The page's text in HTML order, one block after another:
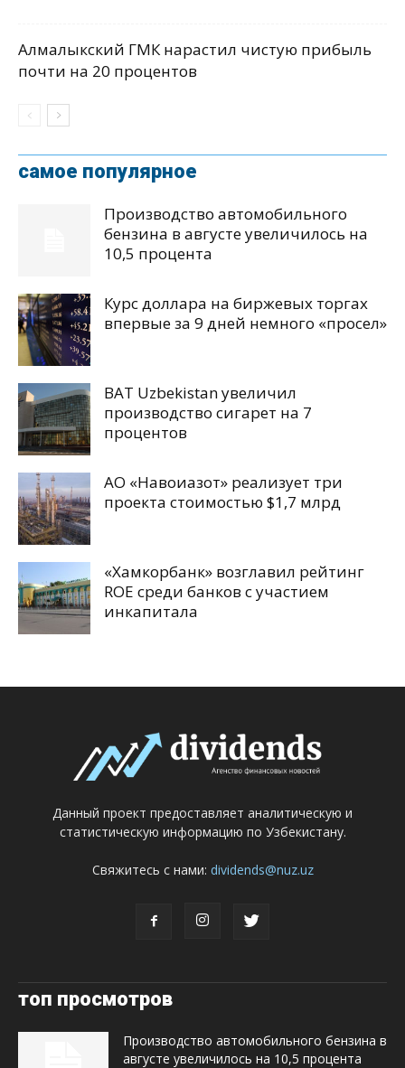
Алмалыкский ГМК нарастил чистую прибыль
почти на 20 процентов
самое популярное
Производство автомобильного
бензина в августе увеличилось на
10,5 процента
Курс доллара на биржевых торгах
впервые за 9 дней немного «просел»
BAT Uzbekistan увеличил
производство сигарет на 7
процентов
АО «Навоиазот» реализует три
проекта стоимостью $1,7 млрд
«Хамкорбанк» возглавил рейтинг
ROE среди банков с участием
инкапитала
Данный проект предоставляет аналитическую и
статистическую информацию по Узбекистану.
Свяжитесь с нами: dividends@nuz.uz
топ просмотров
Производство автомобильного бензина в
августе увеличилось на 10,5 процента